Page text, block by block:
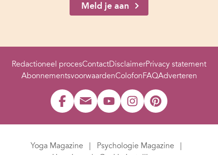
Meld je aan
Redactioneel procesContactDisclaimerPrivacy statement
AbonnementsvoorwaardenColofonFAQAdverteren
Yoga Magazine
Psychologie Magazine